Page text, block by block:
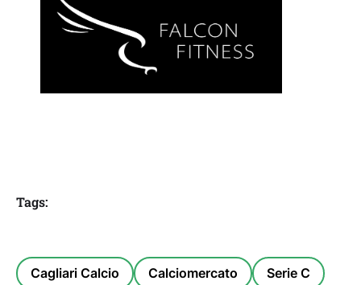
Tags:
Cagliari Calcio Calciomercato Serie C